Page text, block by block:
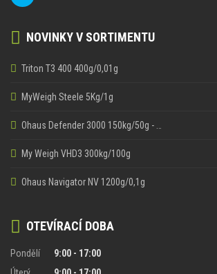
NOVINKY V SORTIMENTU
Triton T3 400 400g/0,01g
MyWeigh Steele 5Kg/1g
Ohaus Defender 3000 150kg/50g - …
My Weigh VHD3 300kg/100g
Ohaus Navigator NV 1200g/0,1g
OTEVÍRACÍ DOBA
Pondělí
9:00 - 17:00